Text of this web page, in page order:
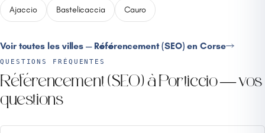
Ajaccio Bastelicaccia Cauro
Voir toutes les villes — Référencement (SEO) en Corse
QUESTIONS FRÉQUENTES
Référencement (SEO) à Porticcio — vos
questions